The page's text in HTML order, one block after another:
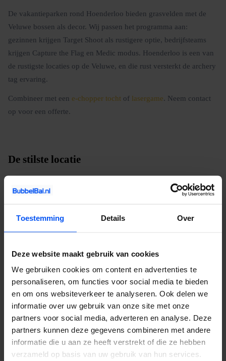
Toestemming Details Over
Deze website maakt gebruik van cookies
We gebruiken cookies om content en advertenties te
personaliseren, om functies voor social media te bieden
en om ons websiteverkeer te analyseren. Ook delen we
informatie over uw gebruik van onze site met onze
partners voor social media, adverteren en analyse. Deze
partners kunnen deze gegevens combineren met andere
informatie die u aan ze heeft verstrekt of die ze hebben
verzameld op basis van uw gebruik van hun services.
De vakantieparken rond Hoenderloo bieden grasvelden met de
Veluwe bossen als decor. Wij passen het programma aan:
gezinnen krijgen Target Shoot als rustigere optie, bedrijfsteams
krijgen Capture the Flag en Medic modus. Hoenderloo is een van
de rustigste locaties op de Veluwe, en die rust versterkt de archery
tag ervaring.
Combineer met een e-chopper tocht of lasergame. Neem contact
op voor een offerte.
De stilste locatie
Hoenderloo is een van de rustigste vakantieparklocaties op de
Veluwe, en die rust is een troef bij archery tag. Het enige geluid
en het gejuich bij een catch. Die stilte maakt het spel intenser: je
hoort de pijl aankomen, je hoort de tegenstander bewegen achter
Die intensiteit is iets wat groepen in drukke stadsparken missen:
daar is altijd achtergrondgeluid dat de sfeer verdunt. In
Hoenderloo is het spel alles wat er is, en dat maakt het krachtiger.
Neem contact op voor een offerte.